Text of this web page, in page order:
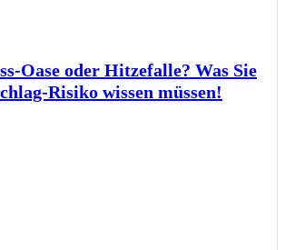
Oase oder Hitzefalle? Was Sie
Risiko wissen müssen!